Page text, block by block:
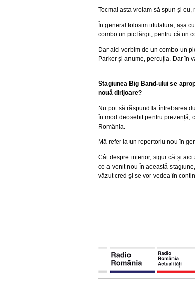
Tocmai asta vroiam să spun și
În general folosim titulatura, așa
combo un pic lărgit, pentru că un
Dar aici vorbim de un combo un
Parker și anume, percuția. Dar în
Stagiunea Big Band-ului se
nouă dirijoare?
Nu pot să răspund la întrebarea
în mod deosebit pentru prezență,
România.
Mă refer la un repertoriu nou în
Cât despre interior, sigur că și
ce a venit nou în această
văzut cred și se vor vedea în